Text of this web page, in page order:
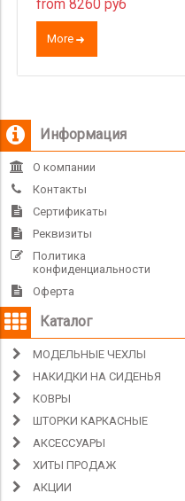
from 8260 руб
More
Информация
О компании
Контакты
Сертификаты
Реквизиты
Политика
конфиденциальности
Оферта
Каталог
МОДЕЛЬНЫЕ ЧЕХЛЫ
НАКИДКИ НА СИДЕНЬЯ
КОВРЫ
ШТОРКИ КАРКАСНЫЕ
АКСЕССУАРЫ
ХИТЫ ПРОДАЖ
АКЦИИ